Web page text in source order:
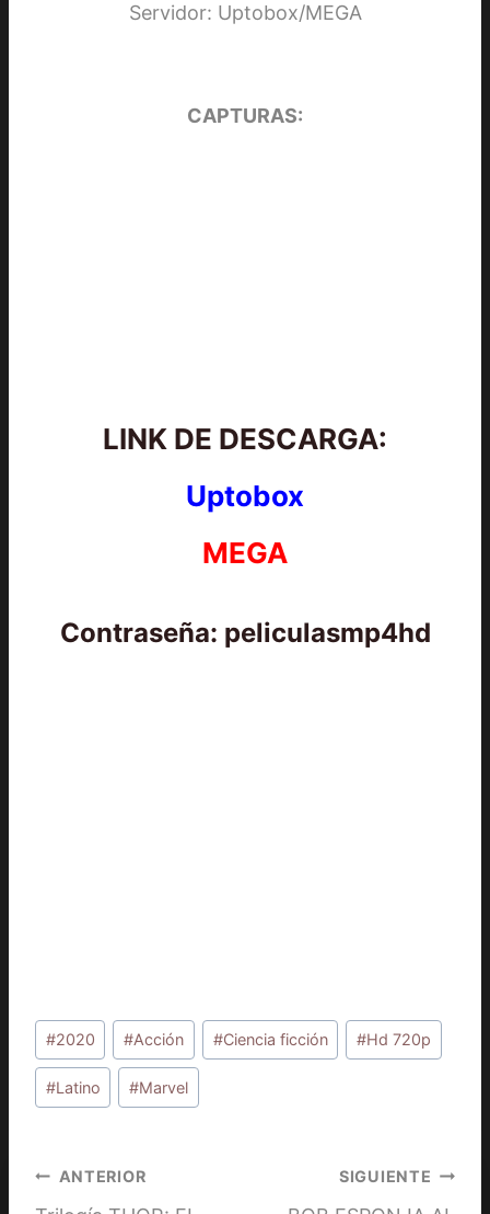
Servidor: Uptobox/MEGA
CAPTURAS:
LINK DE DESCARGA:
Uptobox
MEGA
Contraseña: peliculasmp4hd
Etiquetas
de
la
#2020 #Acción #Ciencia ficción #Hd 720p
#Latino #Marvel
Navegación
ANTERIOR SIGUIENTE